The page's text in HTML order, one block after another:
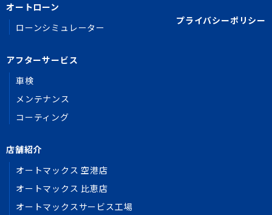
オートローン
ローンシミュレーター
アフターサービス
車検
メンテナンス
コーティング
店舗紹介
オートマックス 空港店
オートマックス 比恵店
オートマックスサービス工場
プライバシーポリシー